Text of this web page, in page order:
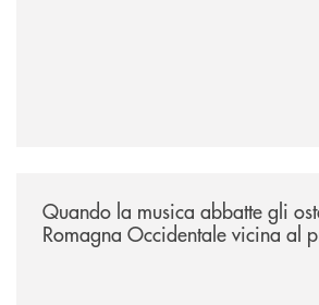
Quando la musica abbatte gli
Romagna Occidentale vicina al